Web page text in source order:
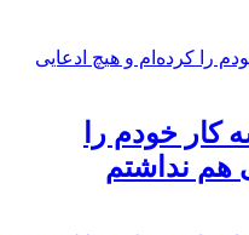
خودم را
هم نداشتم